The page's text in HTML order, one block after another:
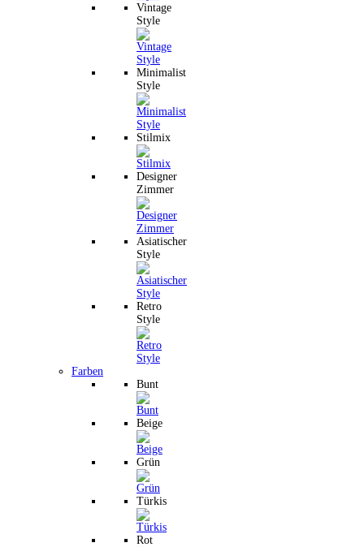
Vintage
Style
Minimalist
Style
Stilmix
Designer
Zimmer
Asiatischer
Style
Retro
Style
Farben
Bunt
Beige
Grün
Türkis
Rot